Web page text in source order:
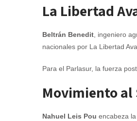
La Libertad
Beltrán Benedit, ingeniero
nacionales por La Libertad
Para el Parlasur, la fuerza
Movimiento al
Nahuel Leis Pou encabeza